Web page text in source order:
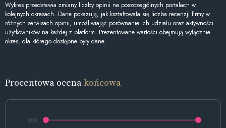
Wykres przedstawia zmiany liczby opinii na poszczególnych portalach w
kolejnych okresach. Dane pokazują, jak kształtowała się liczba recenzji firmy w
różnych serwisach opinii, umożliwiając porównanie ich udziału oraz aktywności
użytkowników na każdej z platform. Prezentowane wartości obejmują wyłącznie
okres, dla którego dostępne były dane.
Procentowa ocenakońcowa
100